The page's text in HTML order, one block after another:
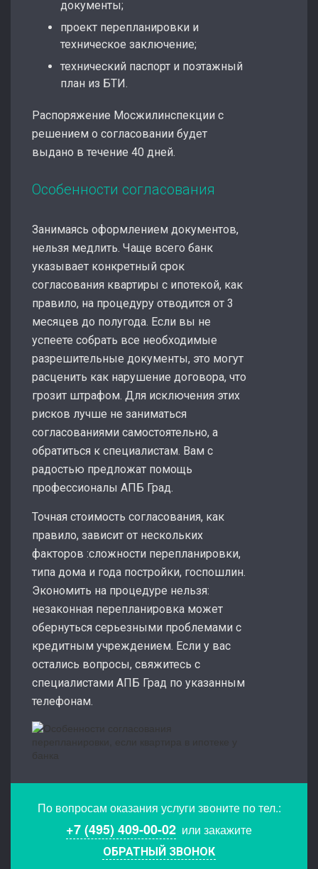
документы;
проект перепланировки и
техническое заключение;
технический паспорт и поэтажный
план из БТИ.
Распоряжение Мосжилинспекции с
решением о согласовании будет
выдано в течение 40 дней.
Особенности согласования
Занимаясь оформлением документов,
нельзя медлить. Чаще всего банк
указывает конкретный срок
согласования квартиры с ипотекой, как
правило, на процедуру отводится от 3
месяцев до полугода. Если вы не
успеете собрать все необходимые
разрешительные документы, это могут
расценить как нарушение договора, что
грозит штрафом. Для исключения этих
рисков лучше не заниматься
согласованиями самостоятельно, а
обратиться к специалистам. Вам с
радостью предложат помощь
профессионалы АПБ Град.
Точная стоимость согласования, как
правило, зависит от нескольких
факторов :сложности перепланировки,
типа дома и года постройки, госпошлин.
Экономить на процедуре нельзя:
незаконная перепланировка может
обернуться серьезными проблемами с
кредитным учреждением. Если у вас
остались вопросы, свяжитесь с
специалистами АПБ Град по указанным
телефонам.
По вопросам оказания услуги звоните по тел.:
+7 (495) 409-00-02 или закажите
ОБРАТНЫЙ ЗВОНОК